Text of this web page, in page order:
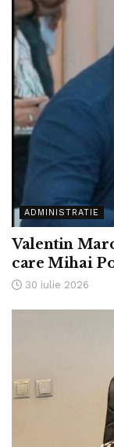
ADMINISTRATIE
Valentin
care Mihai
30 iulie 2026